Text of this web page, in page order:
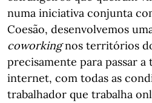
numa iniciativa conjunta
Coesão, desenvolvemos
coworkingnos territórios
precisamente para passar a
internet, com todas as
trabalhador que trabalha